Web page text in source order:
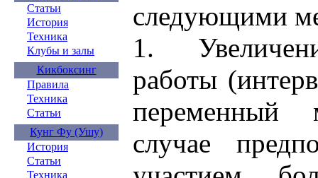
Статьи
История
Техника
Клубы и залы
Кикбоксинг
Правила
Техника
Статьи
Кунг Фу (Ушу)
История
Статьи
Техника
следующими
1.
работы
случае